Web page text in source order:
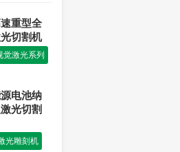
暖同行
2026年
圆满结
重型全
切割机
觉激光系列
电池纳
光切割
光雕刻机